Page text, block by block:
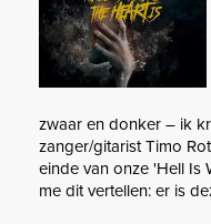
zwaar en donker – ik
zanger/gitarist Timo
einde van onze 'Hell Is
me dit vertellen: er is